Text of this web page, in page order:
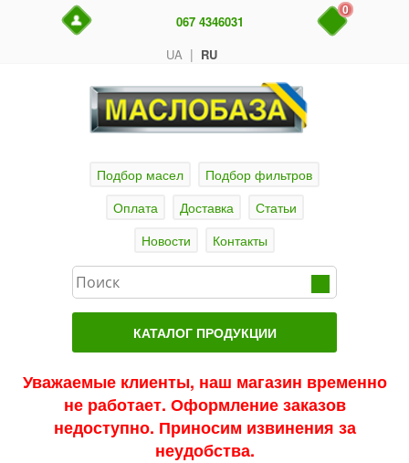
UA | RU
067 4346031
0
Подбор масел
Подбор фильтров
Оплата
Доставка
Статьи
Новости
Контакты
КАТАЛОГ ПРОДУКЦИИ
Актуальные продукты
Акции
Уважаемые клиенты, наш магазин временно
не работает. Оформление заказов
недоступно. Приносим извинения за
неудобства.